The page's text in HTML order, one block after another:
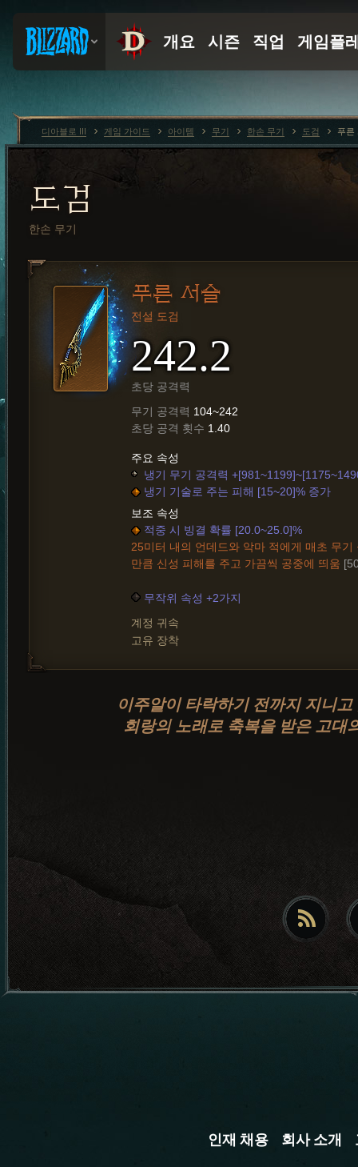
도검
한손 무기
푸른 서슬
전설 도검
242.2
초당 공격력
무기 공격력 104~242
초당 공격 횟수 1.40
주요 속성
냉기 무기 공격력
냉기 기술로 주는 피해 [15~20]% 증가
보조 속성
적중 시 빙결 확률 [20.0~25.0]%
25미터 내의 언데드와 악마 적에게 매초 무
만큼 신성 피해를 주고 가끔씩 공중에 띄움
무작위 속성 +2가지
계정 귀속
고유 장착
이주알이 타락하기 전까지 지니
회랑의 노래로 축복을 받은 고대
디아블로 III 게임 가이드 아이템 무기 한손 무기 도검 푸른